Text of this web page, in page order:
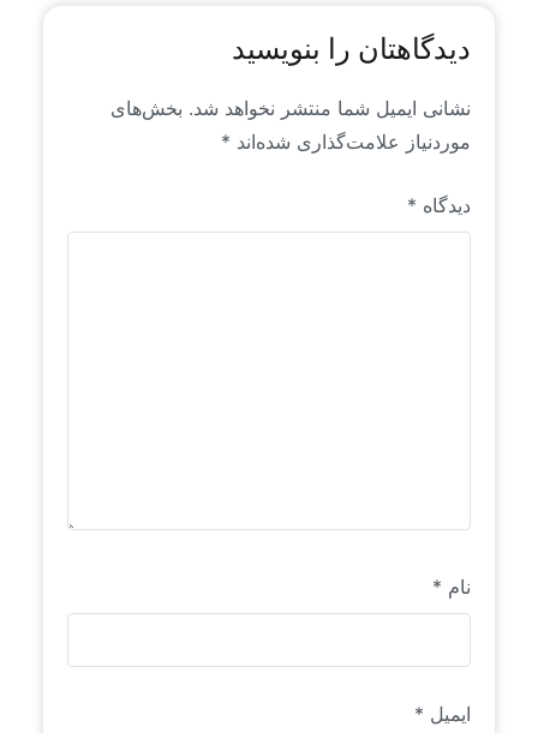
دیدگاهتان را بنویسید
نشانی ایمیل شما منتشر نخواهد شد. بخش‌های
موردنیاز علامت‌گذاری شده‌اند *
دیدگاه *
نام *
ایمیل *